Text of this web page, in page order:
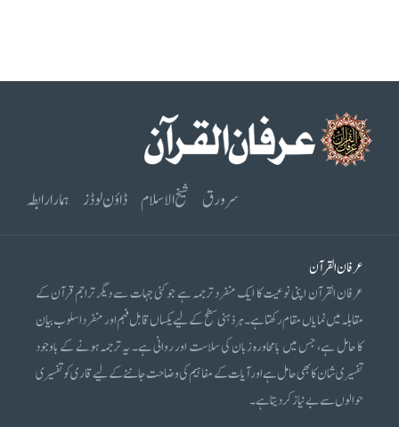
سرورق شیخ الاسلام ڈاؤن لوڈز ہمارا رابطہ
عرفان القرآن
عرفان القرآن اپنی نوعیت کا ایک منفرد ترجمہ ہے جو کئی جہات سے دیگر تراجم قرآن کے
مقابلہ میں نمایاں مقام رکھتا ہے۔ ہر ذہنی سطح کے لیے یکساں قابل فہم اور منفرد اسلوب بیان
کا حامل ہے، جس میں بامحاورہ زبان کی سلاست اور روانی ہے۔ یہ ترجمہ ہونے کے باوجود
تفسیری شان کا بھی حامل ہے اور آیات کے مفاہیم کی وضاحت جاننے کے لیے قاری کو تفسیری
حوالوں سے بے نیاز کر دیتا ہے۔